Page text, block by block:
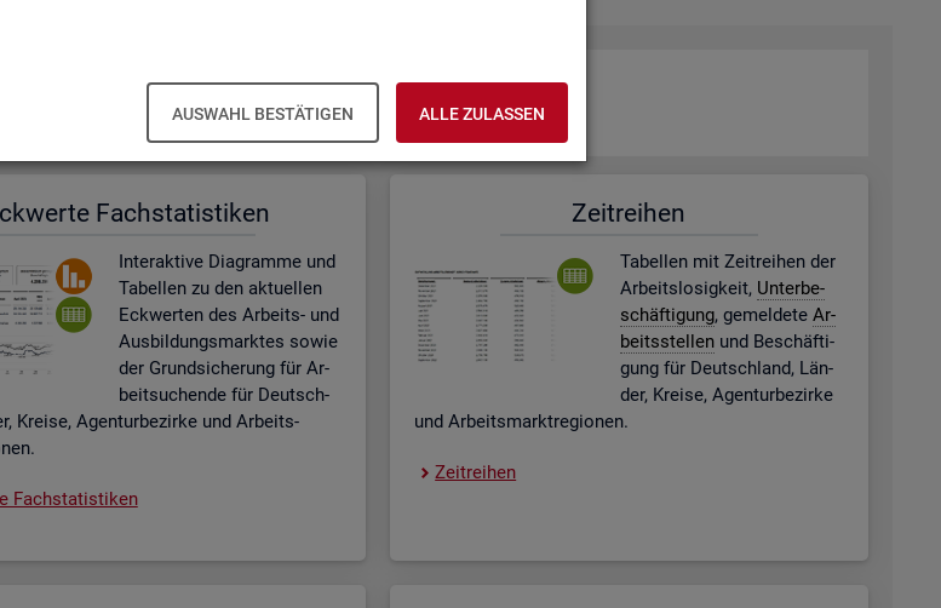
AUSWAHL BESTÄTIGEN ALLE ZULASSEN
im Über­blick
Fach­sta­tis­ti­ken
In­ter­ak­ti­ve Dia­gram­me und
Ta­bel­len zu den ak­tu­el­len
Eck­wer­ten des Ar­beits- und
Aus­bil­dungs­mark­tes sowie
der Grund­si­che­rung für Ar­
beit­su­chen­de für Deutsch­
Krei­se, Agen­tur­be­zir­ke und Ar­beits­
Fach­sta­tis­ti­ken
Zeit­rei­hen
Ta­bel­len mit Zeit­rei­hen der
Ar­beits­lo­sig­keit, Un­ter­be­
schäf­ti­gung, ge­mel­de­teAr­
beits­stel­len und Be­schäf­ti­
gung für Deutsch­land, Län­
der, Krei­se, Agen­tur­be­zir­ke
und Ar­beits­markt­re­gio­nen.
Zeit­rei­hen